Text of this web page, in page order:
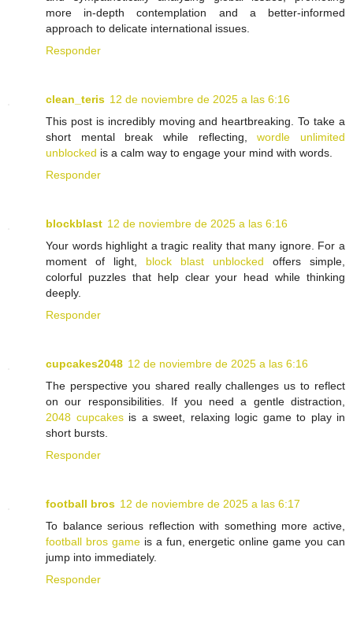
more in-depth contemplation and a better-informed
approach to delicate international issues.
Responder
clean_teris 12 de noviembre de 2025 a las 6:16
This post is incredibly moving and heartbreaking. To take a
short mental break while reflecting,wordle unlimited
unblocked is a calm way to engage your mind with words.
Responder
blockblast 12 de noviembre de 2025 a las 6:16
Your words highlight a tragic reality that many ignore. For a
moment of light, block blast unblocked offers simple,
colorful puzzles that help clear your head while thinking
deeply.
Responder
cupcakes2048 12 de noviembre de 2025 a las 6:16
The perspective you shared really challenges us to reflect
on our responsibilities. If you need a gentle distraction,
2048 cupcakesis a sweet, relaxing logic game to play in
short bursts.
Responder
football bros 12 de noviembre de 2025 a las 6:17
To balance serious reflection with something more active,
football bros gameis a fun, energetic online game you can
jump into immediately.
Responder